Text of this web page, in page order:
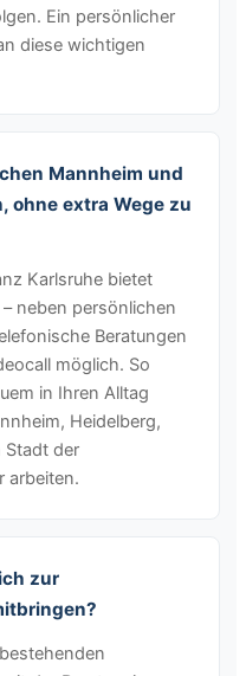
Ein persönlicher
diese wichtigen
Mannheim und
ohne extra Wege zu
Karlsruhe bietet
neben persönlichen
Beratungen
möglich. So
in Ihren Alltag
Heidelberg,
Stadt der
arbeiten.
zur